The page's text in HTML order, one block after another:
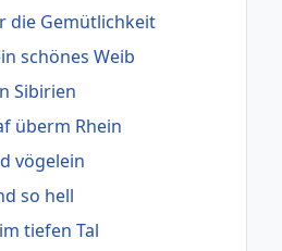
die Gemütlichkeit
schönes Weib
Sibirien
überm Rhein
vögelein
so hell
tiefen Tal